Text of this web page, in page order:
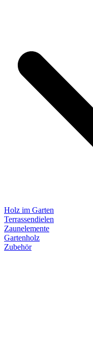
Holz im Garten
Terrassendielen
Zaunelemente
Gartenholz
Zubehör